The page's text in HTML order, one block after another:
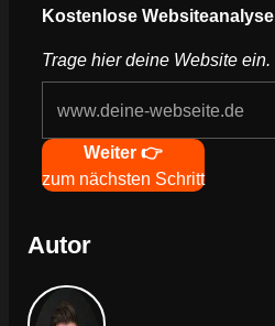
Kostenlose Websiteanalyse
Trage hier deine Website ein.
NavigationWeiter 👉
zum nächsten Schritt
Autor